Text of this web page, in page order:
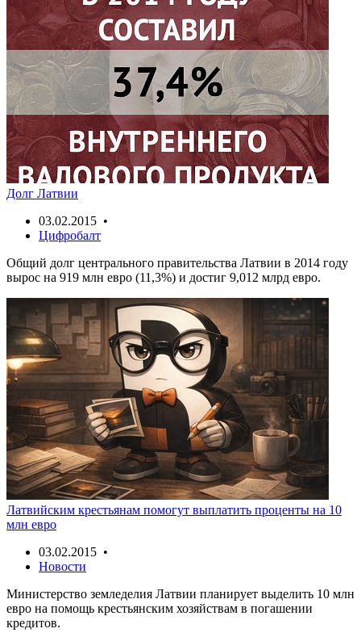
Долг Латвии
03.02.2015 •
Цифробалт
Общий долг центрального правительства Латвии в 2014 году
вырос на 919 млн евро (11,3%) и достиг 9,012 млрд евро.
Латвийским крестьянам помогут выплатить проценты на 10
млн евро
03.02.2015 •
Новости
Министерство земледелия Латвии планирует выделить 10 млн
евро на помощь крестьянским хозяйствам в погашении
кредитов.